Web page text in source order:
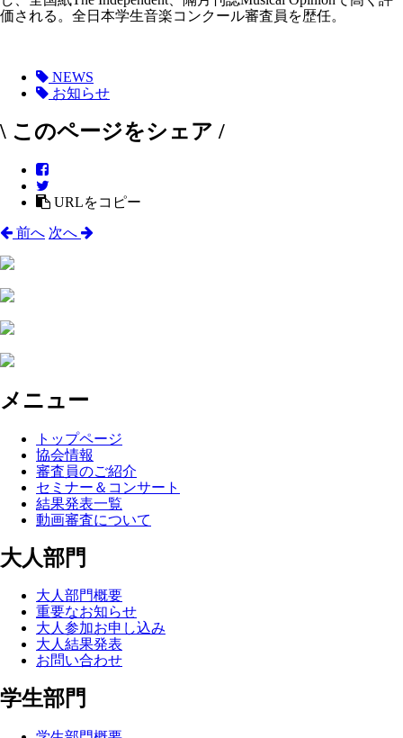
価される。全日本学生音楽コンクール審査員を歴任。
NEWS
お知らせ
\ このページをシェア /
URLをコピー
前へ 次へ
メニュー
トップページ
協会情報
審査員のご紹介
セミナー＆コンサート
結果発表一覧
動画審査について
大人部門
大人部門概要
重要なお知らせ
大人参加お申し込み
大人結果発表
お問い合わせ
学生部門